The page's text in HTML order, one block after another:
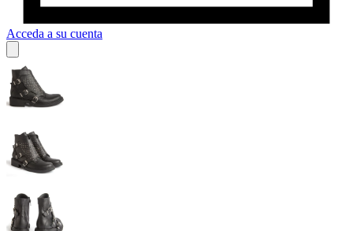
Acceda a su cuenta